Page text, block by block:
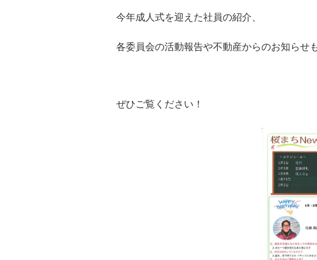
今年成人式を迎えた社員の紹介、
各委員会の活動報告や不動産からのお知らせ
ぜひご覧ください！